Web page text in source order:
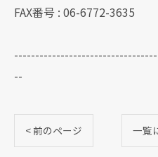
FAX番号 : 06-6772-3635
--
< 前のページ 一覧